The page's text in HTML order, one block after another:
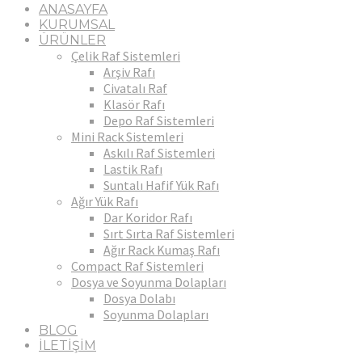
ANASAYFA
KURUMSAL
ÜRÜNLER
Çelik Raf Sistemleri
Arşiv Rafı
Civatalı Raf
Klasör Rafı
Depo Raf Sistemleri
Mini Rack Sistemleri
Askılı Raf Sistemleri
Lastik Rafı
Suntalı Hafif Yük Rafı
Ağır Yük Rafı
Dar Koridor Rafı
Sırt Sırta Raf Sistemleri
Ağır Rack Kumaş Rafı
Compact Raf Sistemleri
Dosya ve Soyunma Dolapları
Dosya Dolabı
Soyunma Dolapları
BLOG
İLETİŞİM